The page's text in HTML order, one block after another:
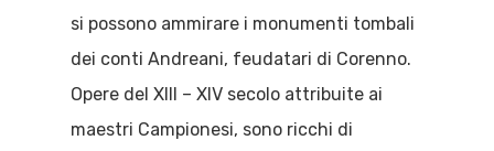
si possono ammirare i monumenti tombali
dei conti Andreani, feudatari di Corenno.
Opere del XIII – XIV secolo attribuite ai
maestri Campionesi, sono ricchi di